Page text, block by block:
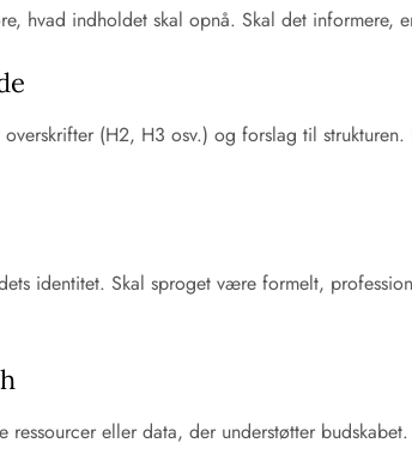
hvad indholdet skal opnå. Skal det informere,
(H2, H3 osv.) og forslag til
identitet. Skal sproget være formelt,
ressourcer eller data, der understøtter